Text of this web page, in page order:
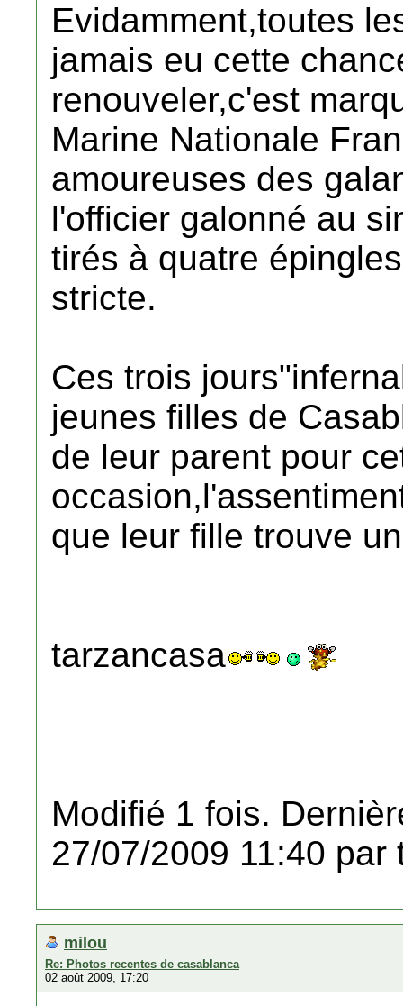
Evidamment,toutes
jamais eu cette
renouveler,c'est
Marine Nationale
amoureuses des
l'officier galonné au
tirés à quatre
stricte.
Ces trois
jeunes filles de
de leur parent pour
que leur fille trouve
tarzancasa
Modifié 1 fois.
27/07/2009 11:40 par
milou
Re: Photos recentes de casablanca
02 août 2009, 17:20